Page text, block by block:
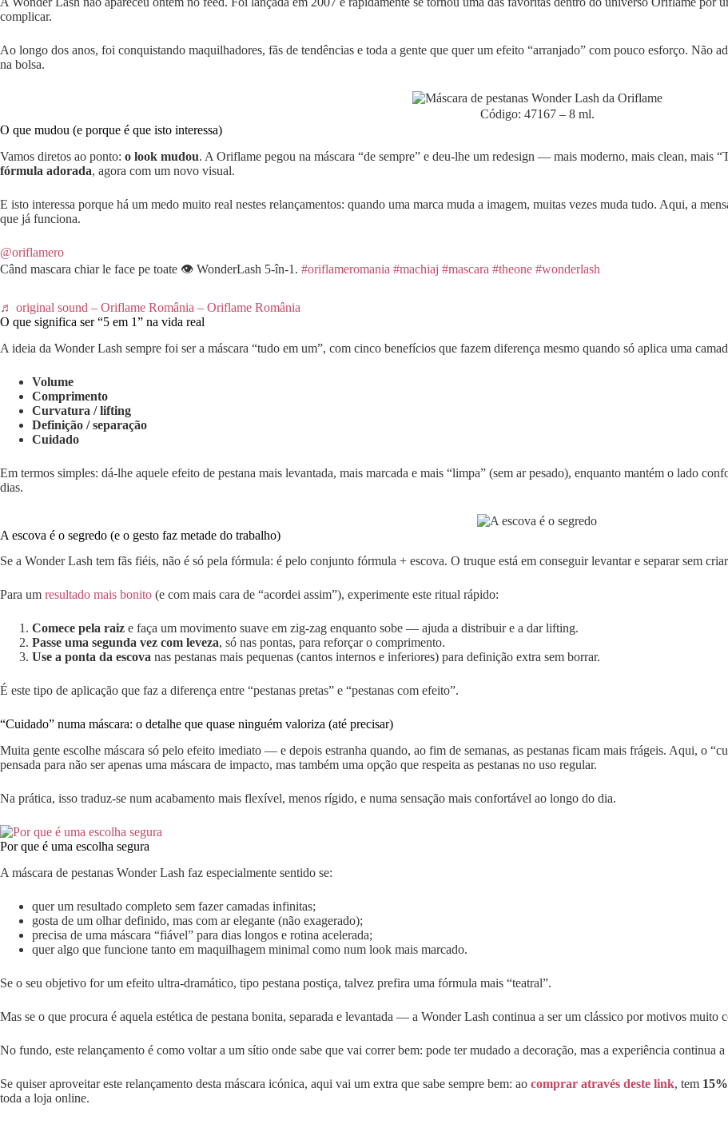
complicar.
Ao longo dos anos, foi conquistando maquilhadores, fãs de tendências e toda a gente que quer um efeito “arranjado” com pouco esforço. Não
na bolsa.
Código: 47167 – 8 ml.
O que mudou (e porque é que isto interessa)
Vamos diretos ao ponto: o look mudou. A Oriflame pegou na máscara “de sempre” e deu-lhe um redesign — mais moderno, mais clean, mais
fórmula adorada, agora com um novo visual.
E isto interessa porque há um medo muito real nestes relançamentos: quando uma marca muda a imagem, muitas vezes muda tudo. Aqui, a
que já funciona.
@oriflamero
Când mascara chiar le face pe toate 👁️ WonderLash 5-în-1. #oriflameromania #machiaj #mascara #theone #wonderlash
♬ original sound – Oriflame România – Oriflame România
O que significa ser “5 em 1” na vida real
A ideia da Wonder Lash sempre foi ser a máscara “tudo em um”, com cinco benefícios que fazem diferença mesmo quando só aplica uma
Volume
Comprimento
Curvatura / lifting
Definição / separação
Cuidado
Em termos simples: dá-lhe aquele efeito de pestana mais levantada, mais marcada e mais “limpa” (sem ar pesado), enquanto mantém o lado
dias.
A escova é o segredo (e o gesto faz metade do trabalho)
Se a Wonder Lash tem fãs fiéis, não é só pela fórmula: é pelo conjunto fórmula + escova. O truque está em conseguir levantar e separar sem
Para um resultado mais bonito (e com mais cara de “acordei assim”), experimente este ritual rápido:
Comece pela raiz e faça um movimento suave em zig-zag enquanto sobe — ajuda a distribuir e a dar lifting.
Passe uma segunda vez com leveza, só nas pontas, para reforçar o comprimento.
Use a ponta da escova nas pestanas mais pequenas (cantos internos e inferiores) para definição extra sem borrar.
É este tipo de aplicação que faz a diferença entre “pestanas pretas” e “pestanas com efeito”.
“Cuidado” numa máscara: o detalhe que quase ninguém valoriza (até precisar)
Muita gente escolhe máscara só pelo efeito imediato — e depois estranha quando, ao fim de semanas, as pestanas ficam mais frágeis. Aqui, o
pensada para não ser apenas uma máscara de impacto, mas também uma opção que respeita as pestanas no uso regular.
Na prática, isso traduz-se num acabamento mais flexível, menos rígido, e numa sensação mais confortável ao longo do dia.
Por que é uma escolha segura
A máscara de pestanas Wonder Lash faz especialmente sentido se:
quer um resultado completo sem fazer camadas infinitas;
gosta de um olhar definido, mas com ar elegante (não exagerado);
precisa de uma máscara “fiável” para dias longos e rotina acelerada;
quer algo que funcione tanto em maquilhagem minimal como num look mais marcado.
Se o seu objetivo for um efeito ultra-dramático, tipo pestana postiça, talvez prefira uma fórmula mais “teatral”.
Mas se o que procura é aquela estética de pestana bonita, separada e levantada — a Wonder Lash continua a ser um clássico por motivos muito
No fundo, este relançamento é como voltar a um sítio onde sabe que vai correr bem: pode ter mudado a decoração, mas a experiência continua
Se quiser aproveitar este relançamento desta máscara icónica, aqui vai um extra que sabe sempre bem: ao comprar através deste link, tem
toda a loja online.